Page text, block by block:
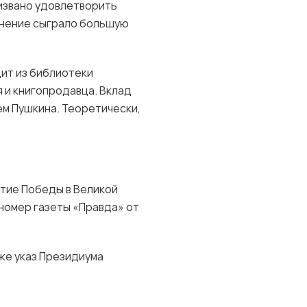
удовлетворить
сыграло большую
из библиотеки
книгопродавца. Вклад
Пушкина. Теоретически,
Победы в Великой
газеты «Правда» от
указ Президиума